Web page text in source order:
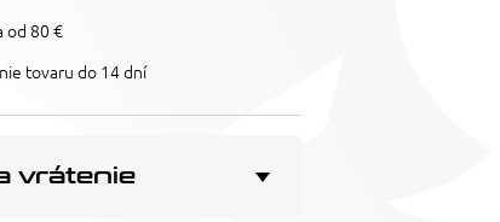
od 80 €
tovaru do 14 dní
vrátenie